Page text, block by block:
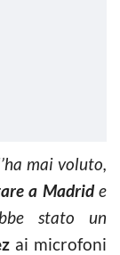
mai voluto,
a Madride
stato un
ai microfoni